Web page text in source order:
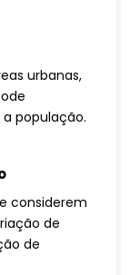
urbanas,
população.
considerem
de
de